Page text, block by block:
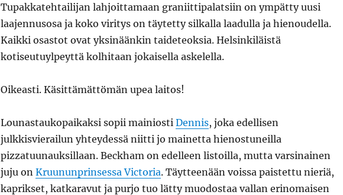
Tupakkatehtailijan lahjoittamaan graniittipalatsiin on ympätty uusi
laajennusosa ja koko viritys on täytetty silkalla laadulla ja hienoudella.
Kaikki osastot ovat yksinäänkin taideteoksia. Helsinkiläistä
kotiseutuylpeyttä kolhitaan jokaisella askelella.
Oikeasti. Käsittämättömän upea laitos!
Lounastaukopaikaksi sopii mainiosti Dennis, joka edellisen
julkkisvierailun yhteydessä niitti jo mainetta hienostuneilla
pizzatuunauksillaan. Beckham on edelleen listoilla, mutta varsinainen
juju on Kruununprinsessa Victoria. Täytteenään voissa paistettu nieriä,
kaprikset, katkaravut ja purjo tuo lätty muodostaa vallan erinomaisen